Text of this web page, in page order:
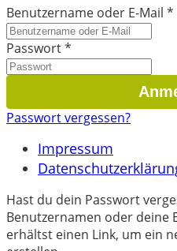
Benutzername oder E-Mail *
Passwort*
Passwort vergessen?
Impressum
Hast du dein Passwort
Benutzernamen oder deine
erhältst einen Link, um ein